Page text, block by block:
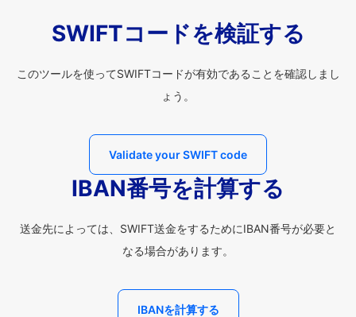
SWIFTコードを検証する
このツールを使ってSWIFTコードが有効であることを確認しまし
ょう。
Validate your SWIFT code
IBAN番号を計算する
送金先によっては、SWIFT送金をするためにIBAN番号が必要と
なる場合があります。
IBANを計算する